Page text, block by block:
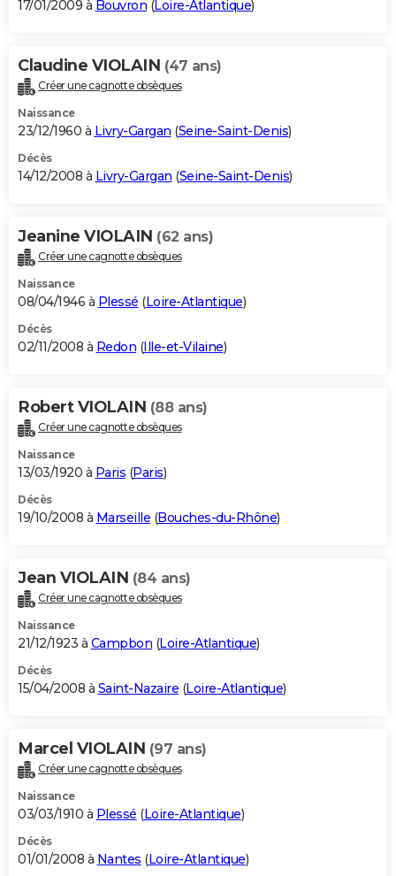
17/01/2009 à Bouvron (Loire-Atlantique)
Claudine VIOLAIN (47 ans)
Créer une cagnotte obsèques
Naissance
23/12/1960 à Livry-Gargan (Seine-Saint-Denis)
Décès
14/12/2008 à Livry-Gargan (Seine-Saint-Denis)
Jeanine VIOLAIN (62 ans)
Créer une cagnotte obsèques
Naissance
08/04/1946 à Plessé (Loire-Atlantique)
Décès
02/11/2008 à Redon (Ille-et-Vilaine)
Robert VIOLAIN (88 ans)
Créer une cagnotte obsèques
Naissance
13/03/1920 à Paris (Paris)
Décès
19/10/2008 à Marseille (Bouches-du-Rhône)
Jean VIOLAIN (84 ans)
Créer une cagnotte obsèques
Naissance
21/12/1923 à Campbon (Loire-Atlantique)
Décès
15/04/2008 à Saint-Nazaire (Loire-Atlantique)
Marcel VIOLAIN (97 ans)
Créer une cagnotte obsèques
Naissance
03/03/1910 à Plessé (Loire-Atlantique)
Décès
01/01/2008 à Nantes (Loire-Atlantique)